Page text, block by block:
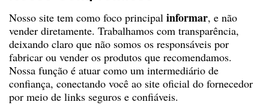
Nosso site tem como foco principal informar, e não
vender diretamente. Trabalhamos com transparência,
deixando claro que não somos os responsáveis por
fabricar ou vender os produtos que recomendamos.
Nossa função é atuar como um intermediário de
confiança, conectando você ao site oficial do fornecedor
por meio de links seguros e confiáveis.